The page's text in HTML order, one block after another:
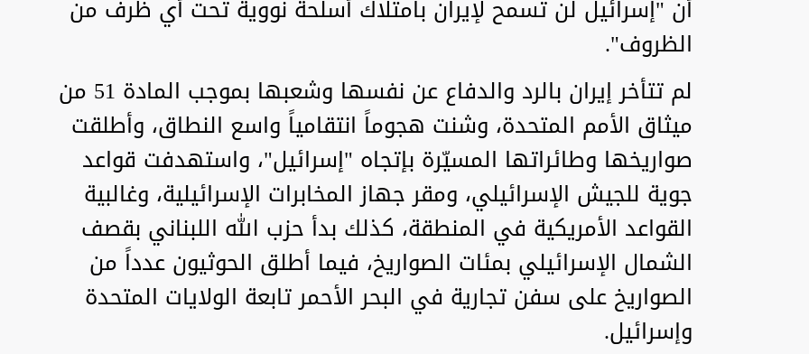
أن "إسرائيل لن تسمح لإيران بامتلاك أسلحة نووية تحت أي ظرف من
الظروف".
لم تتأخر إيران بالرد والدفاع عن نفسها وشعبها بموجب المادة 51 من
ميثاق الأمم المتحدة، وشنت هجوماً انتقامياً واسع النطاق، وأطلقت
صواريخها وطائراتها المسيّرة بإتجاه "إسرائيل"، واستهدفت قواعد
جوية للجيش الإسرائيلي، ومقر جهاز المخابرات الإسرائيلية، وغالبية
القواعد الأمريكية في المنطقة، كذلك بدأ حزب الله اللبناني بقصف
الشمال الإسرائيلي بمئات الصواريخ، فيما أطلق الحوثيون عدداً من
الصواريخ على سفن تجارية في البحر الأحمر تابعة الولايات المتحدة
وإسرائيل.